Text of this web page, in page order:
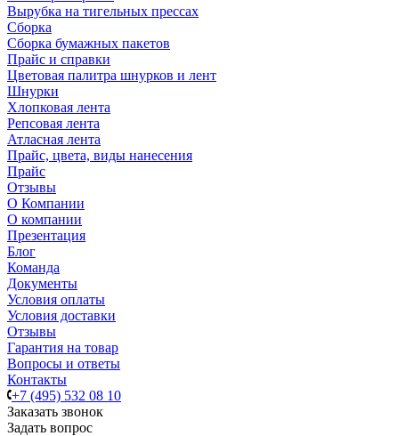
Вырубка на тигельных прессах
Сборка
Сборка бумажных пакетов
Прайс и справки
Цветовая палитра шнурков и лент
Шнурки
Хлопковая лента
Репсовая лента
Атласная лента
Прайс, цвета, виды нанесения
Прайс
Отзывы
О Компании
О компании
Презентация
Блог
Команда
Документы
Условия оплаты
Условия доставки
Отзывы
Гарантия на товар
Вопросы и ответы
Контакты
+7 (495) 532 08 10
Заказать звонок
Задать вопрос